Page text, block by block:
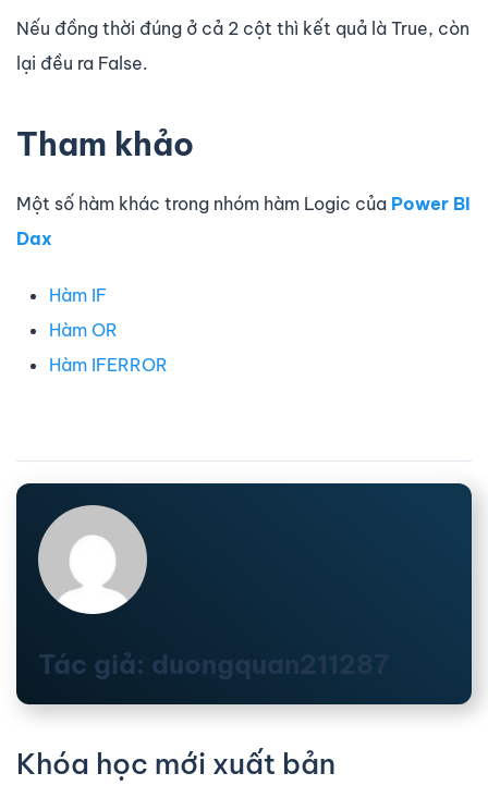
Nếu đồng thời đúng ở cả 2 cột thì kết quả là True, còn
lại đều ra False.
Tham khảo
Một số hàm khác trong nhóm hàm Logic của Power BI
Dax
Hàm IF
Hàm OR
Hàm IFERROR
Tác giả: duongquan211287
Khóa học mới xuất bản